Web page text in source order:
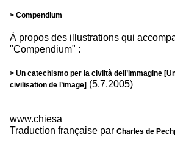
> Compendium
À propos des illustrations qui
"Compendium" :
> Un catechismo per la civiltà dell’immagine
civilisation de l’image] (5.7.2005)
www.chiesa
Traduction française par Charles de